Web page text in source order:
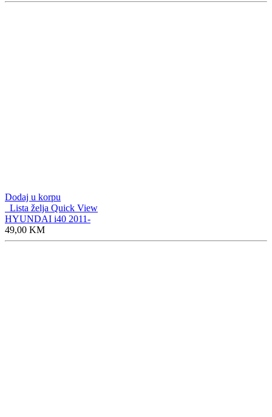
Dodaj u korpu
Lista želja Quick View
HYUNDAI i40 2011-
49,00 KM